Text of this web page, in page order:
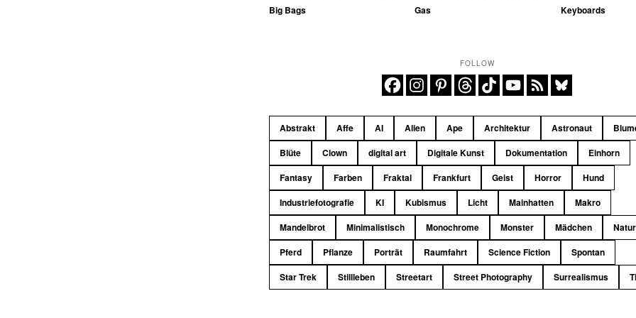
Big Bags Gas Keyboards
FOLLOW
Abstrakt Affe AI Alien Ape Architektur Astronaut
Blüte
Clown digital art Digitale Kunst Dokumentation
Einhorn
Fantasy
Farben Fraktal Frankfurt Geist Horror
Hund
Industriefotografie
KI Kubismus Licht Mainhatten
Makro
Mandelbrot
Minimalistisch Monochrome Monster Mädchen
Natur
Pferd
Pflanze Porträt Raumfahrt Science Fiction
Spontan
Star Trek
Stillleben Streetart Street Photography Surrealismus